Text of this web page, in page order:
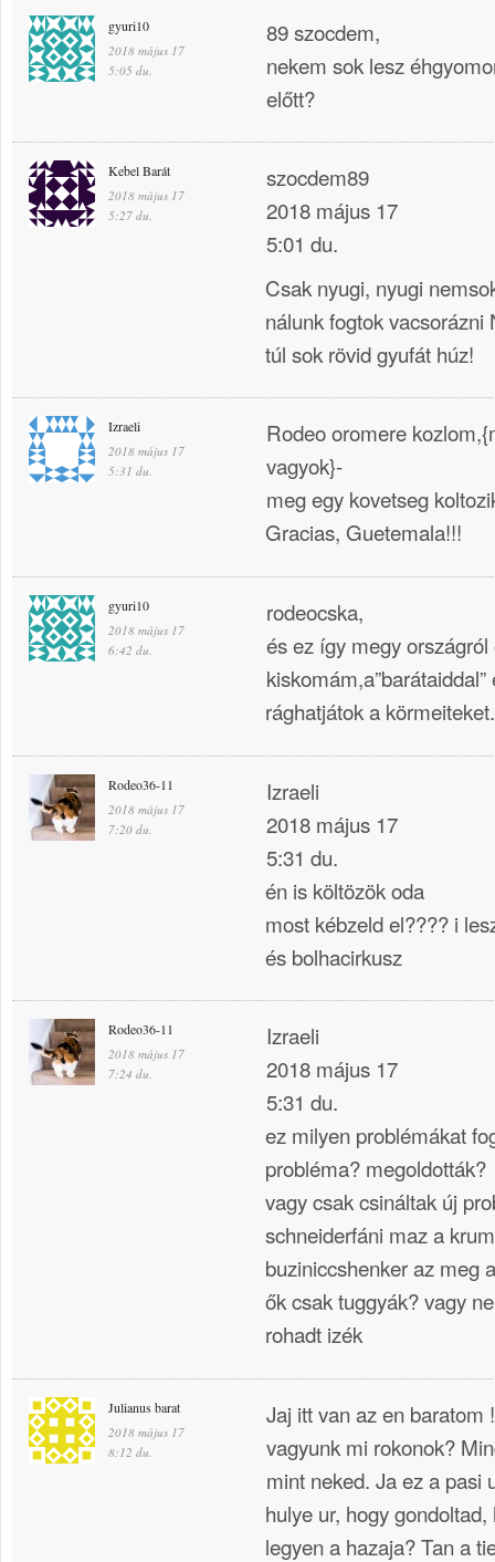
gyuri10
2018 május 17
5:05 du.
89 szocdem,
nekem sok lesz
előtt?
Kebel Barát
2018 május 17
5:27 du.
szocdem89
2018 május 17
5:01 du.
Csak nyugi, nyugi
nálunk fogtok
túl sok rövid gyufát húz!
Izraeli
2018 május 17
5:31 du.
Rodeo oromere
vagyok}-
meg egy kovetseg
Gracias, Guetemala!!!
gyuri10
2018 május 17
6:42 du.
rodeocska,
és ez így megy
rághatjátok a körmeiteket.
Rodeo36-11
2018 május 17
7:20 du.
Izraeli
2018 május 17
5:31 du.
én is költözök oda
most kébzeld el???? i
és bolhacirkusz
Rodeo36-11
2018 május 17
7:24 du.
Izraeli
2018 május 17
5:31 du.
ez milyen problémákat
probléma? megoldották?
vagy csak csináltak új
schneiderfáni maz a
buziniccshenker az meg
ők csak tuggyák? vagy
rohadt izék
Julianus barat
2018 május 17
8:12 du.
Jaj itt van az en baratom
vagyunk mi rokonok?
mint neked. Ja ez a pasi
hulye ur, hogy
legyen a hazaja? Tan a